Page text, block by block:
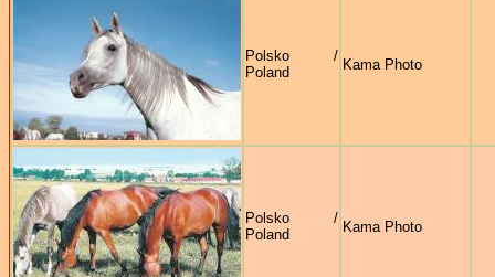
Polsko /
Poland
Kama Photo
Polsko /
Poland
Kama Photo